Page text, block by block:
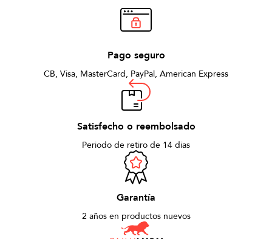
Pago seguro
CB, Visa, MasterCard, PayPal, American Express
Satisfecho o reembolsado
Periodo de retiro de 14 días
Garantía
2 años en productos nuevos